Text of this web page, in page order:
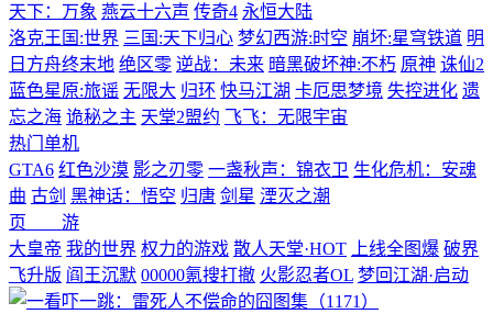
天下：万象 燕云十六声 传奇4 永恒大陆
洛克王国:世界 三国:天下归心 梦幻西游:时空 崩坏:星穹铁道 明
日方舟终末地 绝区零 逆战：未来 暗黑破坏神:不朽 原神 诛仙2
蓝色星原:旅谣 无限大 归环 快马江湖 卡厄思梦境 失控进化 遗
忘之海 诡秘之主 天堂2盟约 飞飞：无限宇宙
热门单机
GTA6 红色沙漠 影之刃零 一盏秋声：锦衣卫 生化危机：安魂
曲 古剑 黑神话：悟空 归唐 剑星 湮灭之潮
页 游
大皇帝 我的世界 权力的游戏 散人天堂·HOT 上线全图爆 破界
飞升版 阎王沉默 00000氪搜打撤 火影忍者OL 梦回江湖·启动